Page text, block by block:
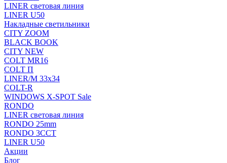
LINER световая линия
LINER U50
Накладные светильники
CITY ZOOM
BLACK BOOK
CITY NEW
COLT MR16
COLT П
LINER/М 33х34
COLT-R
WINDOWS X-SPOT Sale
RONDO
LINER световая линия
RONDO 25mm
RONDO 3CCT
LINER U50
Акции
Блог